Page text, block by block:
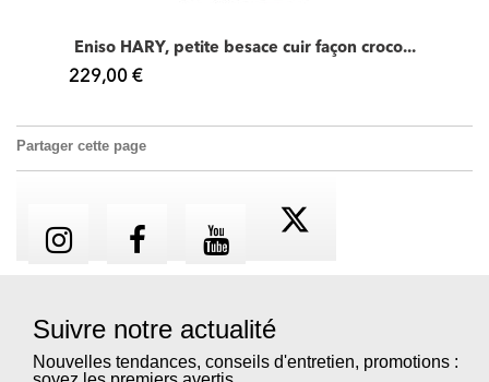
Eniso HARY, petite besace cuir façon croco...
229,00 €
Partager cette page
Suivre notre actualité
Nouvelles tendances, conseils d'entretien, promotions :